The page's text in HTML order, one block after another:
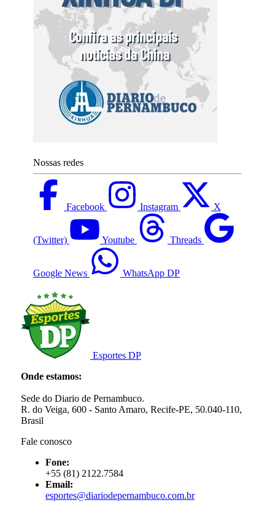
Nossas redes
Facebook Instagram X
(Twitter) Youtube Threads
Google News WhatsApp DP
Esportes DP
Onde estamos:
Sede do Diario de Pernambuco.
R. do Veiga, 600 - Santo Amaro, Recife-PE, 50.040-110,
Brasil
Fale conosco
Fone:
+55 (81) 2122.7584
Email:
esportes@diariodepernambuco.com.br